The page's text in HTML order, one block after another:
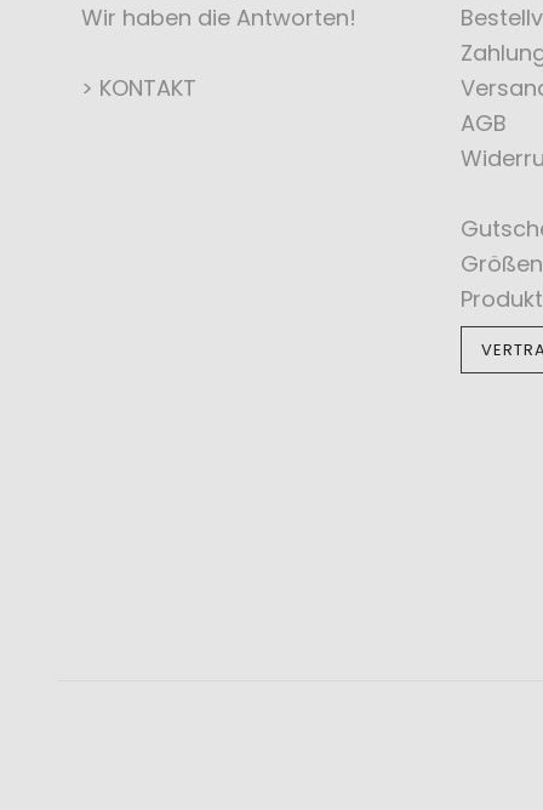
Wir haben die Antworten!
> KONTAKT
AGB